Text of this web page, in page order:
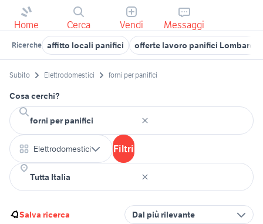
Home Cerca Vendi Messaggi
Ricerche affitto locali panifici offerte lavoro panifici Lombardia
Subito Elettrodomestici forni per panifici
Cosa cerchi?
Elettrodomestici Filtri
Salva ricerca Dal più rilevante